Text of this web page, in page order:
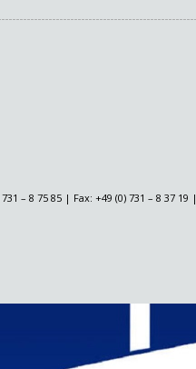
– 8 75 85 | Fax: +49 (0) 731 – 8 37 19 |